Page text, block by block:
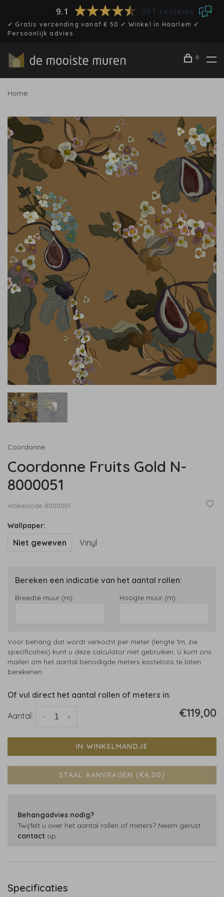
9.1 351 reviews
✓ Gratis verzending vanaf € 50 ✓ Winkel in Haarlem ✓
Persoonlijk advies
0
Home
Coordonne
Coordonne Fruits Gold N-
8000051
Artikelcode 8000051
Wallpaper:
Niet geweven Vinyl
Bereken een indicatie van het aantal rollen:
Breedte muur (m): Hoogte muur (m):
Voor behang dat wordt verkocht per meter (lengte 1m, zie
specificaties) kunt u deze calculator niet gebruiken. U kunt ons
mailen om het aantal benodigde meters kosteloos te laten
berekenen.
Of vul direct het aantal rollen of meters in:
Aantal: +
- €119,00
IN WINKELMANDJE
STAAL AANVRAGEN (€4,00)
Behangadvies nodig?
Twijfelt u over het aantal rollen of meters? Neem gerust
contact op.
Specificaties